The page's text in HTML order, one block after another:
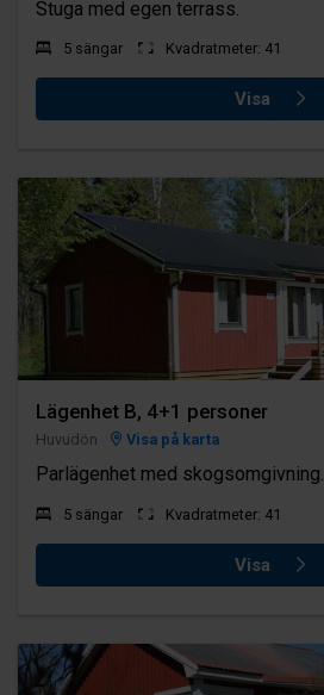
Stuga med egen terrass.
5 sängar Kvadratmeter: 41
Visa
Lägenhet B, 4+1 personer
Huvudön Visa på karta
Parlägenhet med skogsomgivning.
5 sängar Kvadratmeter: 41
Visa